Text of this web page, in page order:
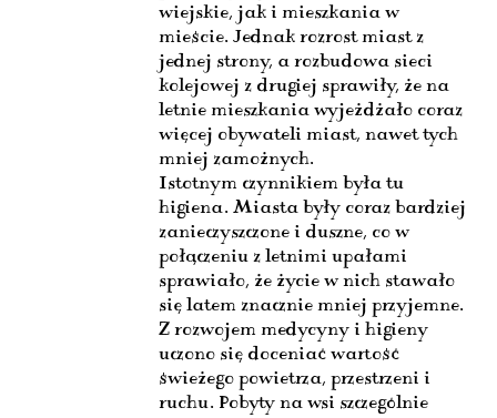
wiejskie, jak i mieszkania w
mieście. Jednak rozrost miast z
jednej strony, a rozbudowa sieci
kolejowej z drugiej sprawiły, że na
letnie mieszkania wyjeżdżało coraz
więcej obywateli miast, nawet tych
mniej zamożnych.
Istotnym czynnikiem była tu
higiena. Miasta były coraz bardziej
zanieczyszczone i duszne, co w
połączeniu z letnimi upałami
sprawiało, że życie w nich stawało
się latem znacznie mniej przyjemne.
Z rozwojem medycyny i higieny
uczono się doceniać wartość
świeżego powietrza, przestrzeni i
ruchu. Pobyty na wsi szczególnie